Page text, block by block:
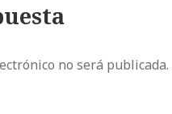
no será publicada.